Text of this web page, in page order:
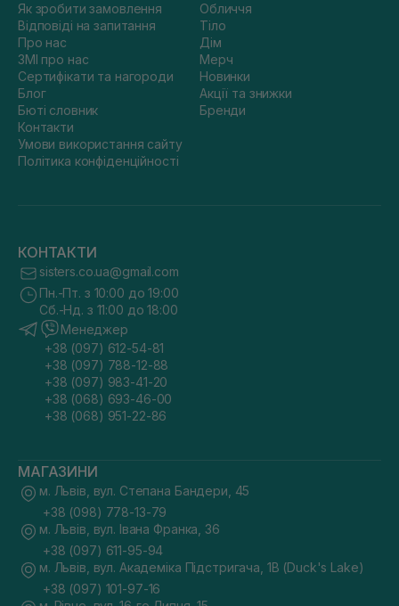
Як зробити замовлення
Відповіді на запитання
Про нас
ЗМІ про нас
Сертифікати та нагороди
Блог
Бюті словник
Контакти
Умови використання сайту
Політика конфіденційності
Обличчя
Тіло
Дім
Мерч
Новинки
Акції та знижки
Бренди
КОНТАКТИ
sisters.co.ua@gmail.com
Пн.-Пт. з 10:00 до 19:00
Сб.-Нд. з 11:00 до 18:00
Менеджер
+38 (097) 612-54-81
+38 (097) 788-12-88
+38 (097) 983-41-20
+38 (068) 693-46-00
+38 (068) 951-22-86
МАГАЗИНИ
м. Львів, вул. Степана Бандери, 45
+38 (098) 778-13-79
м. Львів, вул. Івана Франка, 36
+38 (097) 611-95-94
м. Львів, вул. Академіка Підстригача, 1В (Duck's Lake)
+38 (097) 101-97-16